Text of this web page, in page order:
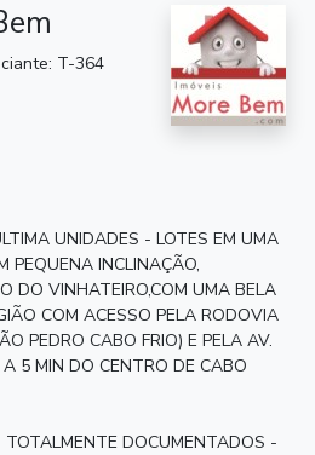
T-364
UNIDADES - LOTES EM UMA
PEQUENA INCLINAÇÃO,
DO VINHATEIRO,COM UMA BELA
COM ACESSO PELA RODOVIA
PEDRO CABO FRIO) E PELA AV.
5 MIN DO CENTRO DE CABO
DOCUMENTADOS -